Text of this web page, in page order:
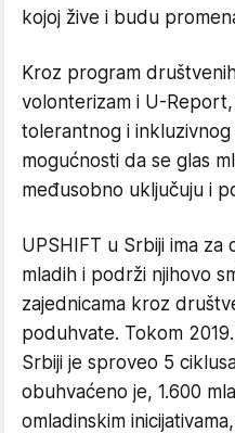
kojoj žive i budu
Kroz program
volonterizam i U-Report,
tolerantnog i
mogućnosti da se glas
međusobno uključuju i
UPSHIFT u Srbiji ima
mladih i podrži njihovo
zajednicama kroz
poduhvate. Tokom
Srbiji je sproveo 5
obuhvaćeno je, 1.600
omladinskim